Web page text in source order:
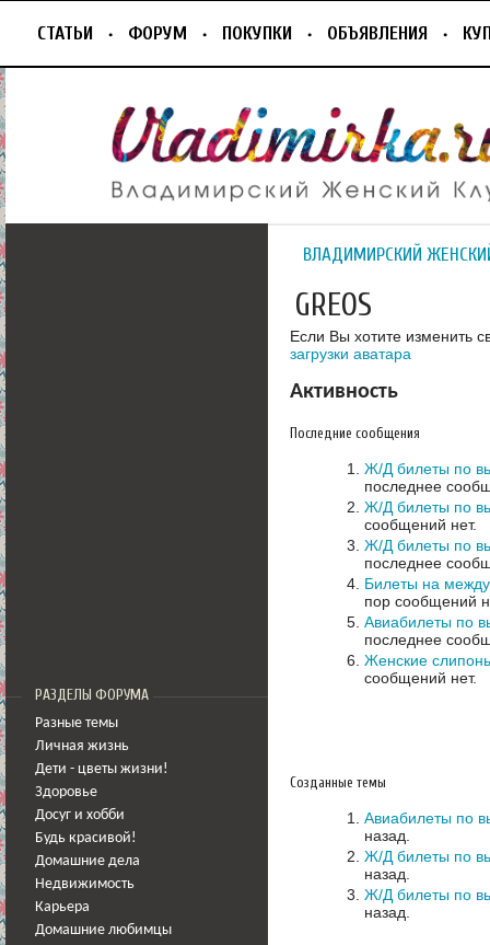
СТАТЬИ ФОРУМ ПОКУПКИ ОБЪЯВЛЕНИЯ
РАЗДЕЛЫ ФОРУМА
Разные темы
Личная жизнь
Дети - цветы жизни!
Здоровье
Досуг и хобби
Будь красивой!
Домашние дела
Недвижимость
Карьера
Домашние любимцы
ВЛАДИМИРСКИЙ
GREOS
Если Вы хотите изменить
загрузки аватара
Активность
Последние сообщения
Ж/Д билеты по
последнее
Ж/Д билеты по
сообщений нет.
Ж/Д билеты по
последнее
Билеты на
пор сообщений
Авиабилеты по
последнее
Женские
сообщений нет.
Созданные темы
Авиабилеты по
назад.
Ж/Д билеты по
назад.
Ж/Д билеты по
назад.